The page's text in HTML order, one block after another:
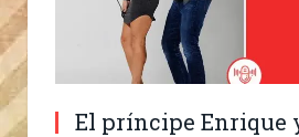
El príncipe Enrique